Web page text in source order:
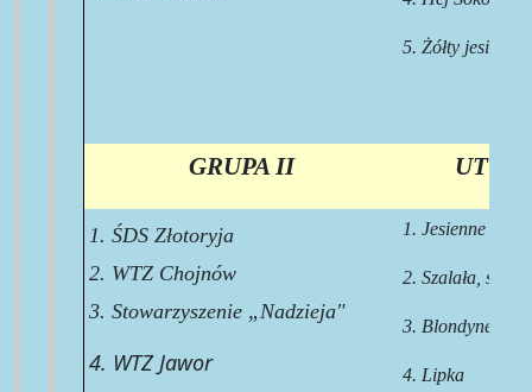
5. Żółty jesienny
GRUPA II
1. ŚDS Złotoryja
2. WTZ Chojnów
3. Stowarzyszenie „Nadzieja"
4. WTZ Jawor
1. Jesienne róże
2. Szalała,
3. Blondyneczko
4. Lipka